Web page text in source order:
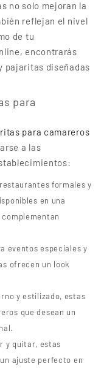
no solo mejoran la
reflejan el nivel
de tu
encontrarás
pajaritas diseñadas
para
para camareros
a las
formales y
en una
eventos especiales y
ofrecen un look
y estilizado, estas
que desean un
y quitar, estas
ajuste perfecto en